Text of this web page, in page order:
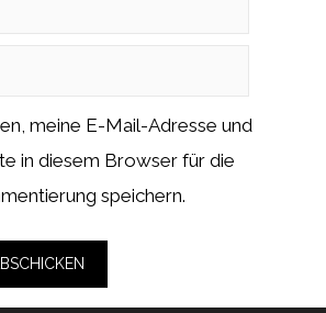
meine E-Mail-Adresse und
in diesem Browser für die
speichern.